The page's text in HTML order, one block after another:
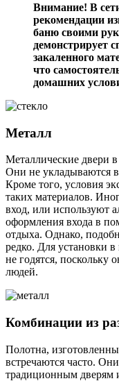
Внимание! В
рекомендации
баню своими
демонстрирует
закаленного
что
домашних
Металл
Металлические двери
Они не укладываются
Кроме того, условия
таких материалов.
вход, или используют
оформления входа в
отдыха. Однако,
редко. Для установки
не годятся, поскольку
людей.
Комбинации из
Полотна,
встречаются часто.
традиционным дверям